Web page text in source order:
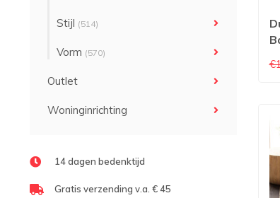
Stijl (514)
Vorm (570)
Outlet
Woninginrichting
14 dagen bedenktijd
Gratis verzending v.a. € 45